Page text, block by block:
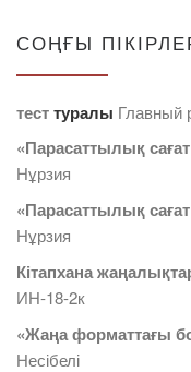
СОҢҒЫ
тесттуралы Главный
«Парасаттылық
Нұрзия
«Парасаттылық
Нұрзия
Кітапхана
ИН-18-2к
«Жаңа форматтағы
Несібелі